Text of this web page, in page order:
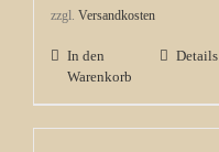
zzgl. Versandkosten
In den
Warenkorb
Details